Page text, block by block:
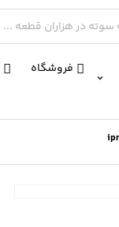
فروشگاه